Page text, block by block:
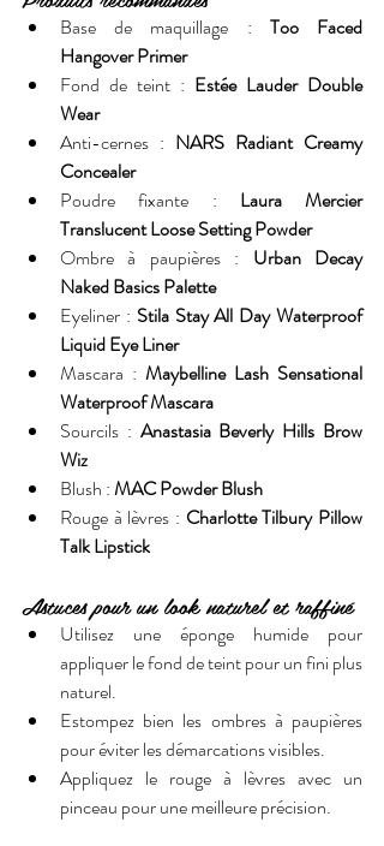
Base de maquillage : Too Faced
Hangover Primer
Fond de teint : Estée Lauder Double
Wear
Anti-cernes : NARS Radiant Creamy
Concealer
Poudre fixante : Laura Mercier
Translucent Loose Setting Powder
Ombre à paupières : Urban Decay
Naked Basics Palette
Eyeliner : Stila Stay All Day Waterproof
Liquid Eye Liner
Mascara : Maybelline Lash Sensational
Waterproof Mascara
Sourcils : Anastasia Beverly Hills Brow
Wiz
Blush : MAC Powder Blush
Rouge à lèvres : Charlotte Tilbury Pillow
Talk Lipstick
Astuces pour un look naturel et raffiné
Utilisez une éponge humide pour
appliquer le fond de teint pour un fini plus
naturel.
Estompez bien les ombres à paupières
pour éviter les démarcations visibles.
Appliquez le rouge à lèvres avec un
pinceau pour une meilleure précision.